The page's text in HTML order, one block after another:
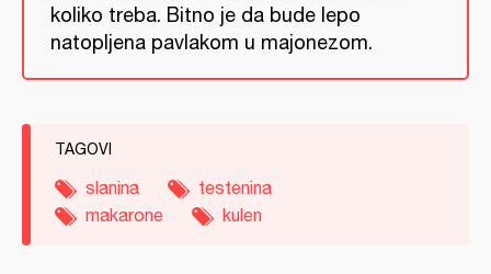
koliko treba. Bitno je da bude lepo
natopljena pavlakom u majonezom.
TAGOVI
slanina
testenina
makarone
kulen